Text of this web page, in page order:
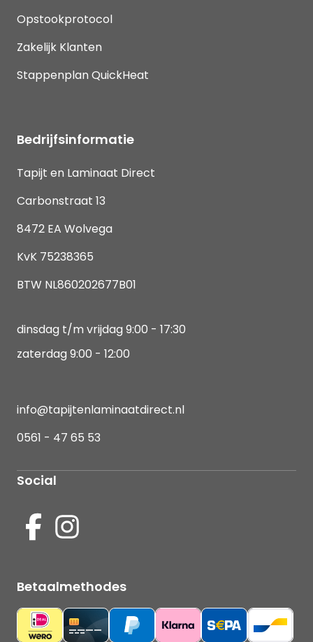
Opstookprotocol
Zakelijk Klanten
Stappenplan QuickHeat
Bedrijfsinformatie
Tapijt en Laminaat Direct
Carbonstraat 13
8472 EA Wolvega
KvK 75238365
BTW NL860202677B01
dinsdag t/m vrijdag 9:00 - 17:30
zaterdag 9:00 - 12:00
info@tapijtenlaminaatdirect.nl
0561 - 47 65 53
Social
Betaalmethodes